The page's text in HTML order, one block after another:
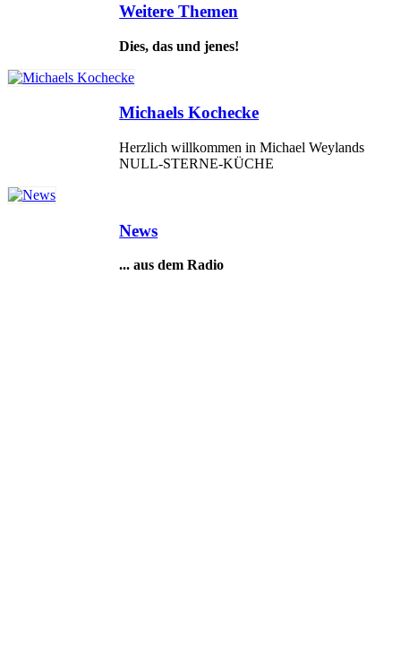
Weitere Themen
Dies, das und jenes!
Michaels Kochecke
Herzlich willkommen in Michael Weylands
NULL-STERNE-KÜCHE
News
... aus dem Radio